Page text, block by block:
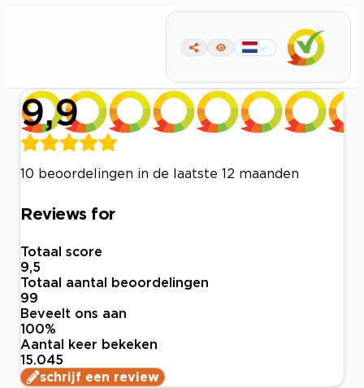
9,9
10 beoordelingen in de laatste 12 maanden
Reviews for
Totaal score
9,5
Totaal aantal beoordelingen
99
Beveelt ons aan
100%
Aantal keer bekeken
15.045
schrijf een review